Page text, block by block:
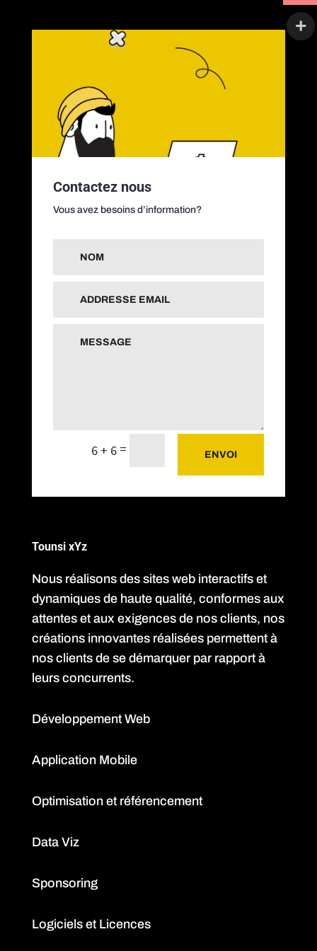
Contactez nous
Vous avez besoins d’information?
6 + 6 = ENVOI
Tounsi xYz
Nous réalisons des sites web interactifs et
dynamiques de haute qualité, conformes aux
attentes et aux exigences de nos clients, nos
créations innovantes réalisées permettent à
nos clients de se démarquer par rapport à
leurs concurrents.
Développement Web
Application Mobile
Optimisation et référencement
Data Viz
Sponsoring
Logiciels et Licences